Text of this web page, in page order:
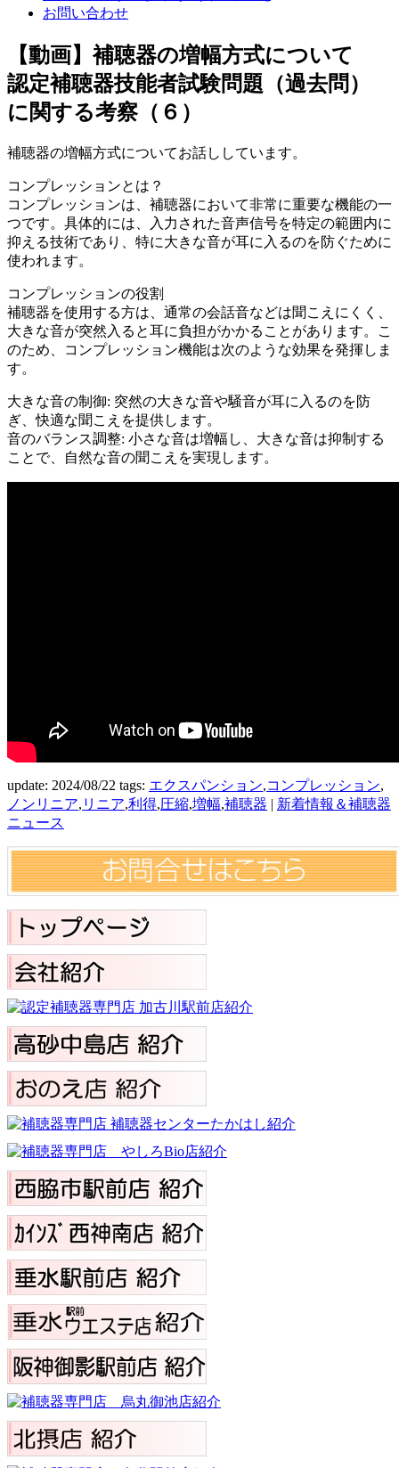
お問い合わせ
【動画】補聴器の増幅方式について
認定補聴器技能者試験問題（過去問）
に関する考察（６）
補聴器の増幅方式についてお話ししています。
コンプレッションとは？
コンプレッションは、補聴器において非常に重要な機能の一
つです。具体的には、入力された音声信号を特定の範囲内に
抑える技術であり、特に大きな音が耳に入るのを防ぐために
使われます。
コンプレッションの役割
補聴器を使用する方は、通常の会話音などは聞こえにくく、
大きな音が突然入ると耳に負担がかかることがあります。こ
のため、コンプレッション機能は次のような効果を発揮しま
す。
大きな音の制御: 突然の大きな音や騒音が耳に入るのを防
ぎ、快適な聞こえを提供します。
音のバランス調整: 小さな音は増幅し、大きな音は抑制する
ことで、自然な音の聞こえを実現します。
update: 2024/08/22 tags: エクスパンション,コンプレッション,
ノンリニア, リニア,利得,圧縮,増幅,補聴器 | 新着情報＆補聴器
ニュース